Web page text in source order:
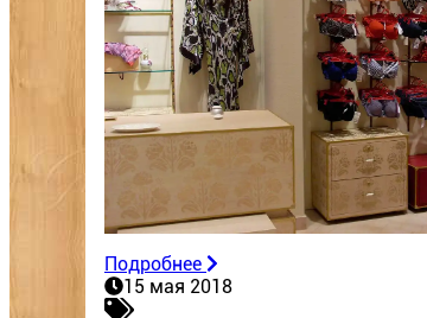
Подробнее
15 мая 2018